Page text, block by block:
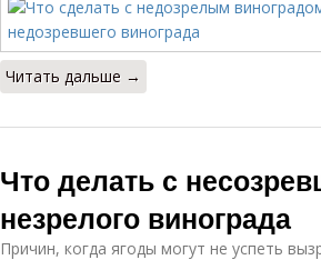
Читать дальше →
Что делать с
незрелого винограда
Причин, когда ягоды могут не успеть